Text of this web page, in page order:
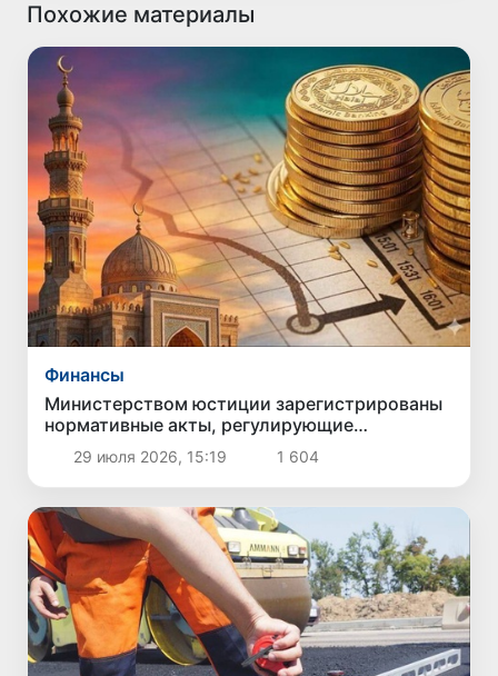
Похожие материалы
Финансы
Министерством юстиции зарегистрированы
нормативные акты, регулирующие
деятельность исламских банков в
Узбекистане
29 июля 2026, 15:19 1 604